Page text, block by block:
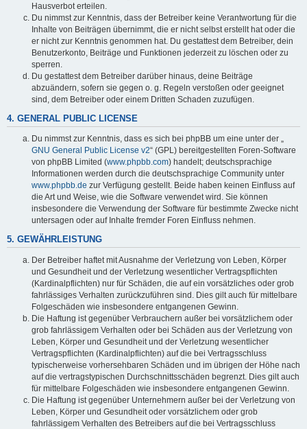
Hausverbot erteilen.
Du nimmst zur Kenntnis, dass der Betreiber keine Verantwortung für die
Inhalte von Beiträgen übernimmt, die er nicht selbst erstellt hat oder die
er nicht zur Kenntnis genommen hat. Du gestattest dem Betreiber, dein
Benutzerkonto, Beiträge und Funktionen jederzeit zu löschen oder zu
sperren.
Du gestattest dem Betreiber darüber hinaus, deine Beiträge
abzuändern, sofern sie gegen o. g. Regeln verstoßen oder geeignet
sind, dem Betreiber oder einem Dritten Schaden zuzufügen.
4. GENERAL PUBLIC LICENSE
Du nimmst zur Kenntnis, dass es sich bei phpBB um eine unter der „
GNU General Public License v2“ (GPL) bereitgestellten Foren-Software
von phpBB Limited (www.phpbb.com) handelt; deutschsprachige
Informationen werden durch die deutschsprachige Community unter
www.phpbb.de zur Verfügung gestellt. Beide haben keinen Einfluss auf
die Art und Weise, wie die Software verwendet wird. Sie können
insbesondere die Verwendung der Software für bestimmte Zwecke nicht
untersagen oder auf Inhalte fremder Foren Einfluss nehmen.
5. GEWÄHRLEISTUNG
Der Betreiber haftet mit Ausnahme der Verletzung von Leben, Körper
und Gesundheit und der Verletzung wesentlicher Vertragspflichten
(Kardinalpflichten) nur für Schäden, die auf ein vorsätzliches oder grob
fahrlässiges Verhalten zurückzuführen sind. Dies gilt auch für mittelbare
Folgeschäden wie insbesondere entgangenen Gewinn.
Die Haftung ist gegenüber Verbrauchern außer bei vorsätzlichem oder
grob fahrlässigem Verhalten oder bei Schäden aus der Verletzung von
Leben, Körper und Gesundheit und der Verletzung wesentlicher
Vertragspflichten (Kardinalpflichten) auf die bei Vertragsschluss
typischerweise vorhersehbaren Schäden und im übrigen der Höhe nach
auf die vertragstypischen Durchschnittsschäden begrenzt. Dies gilt auch
für mittelbare Folgeschäden wie insbesondere entgangenen Gewinn.
Die Haftung ist gegenüber Unternehmern außer bei der Verletzung von
Leben, Körper und Gesundheit oder vorsätzlichem oder grob
fahrlässigem Verhalten des Betreibers auf die bei Vertragsschluss